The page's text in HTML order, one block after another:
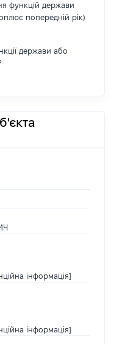
функцій держави
попередній рік)
держави або
інформація]
інформація]